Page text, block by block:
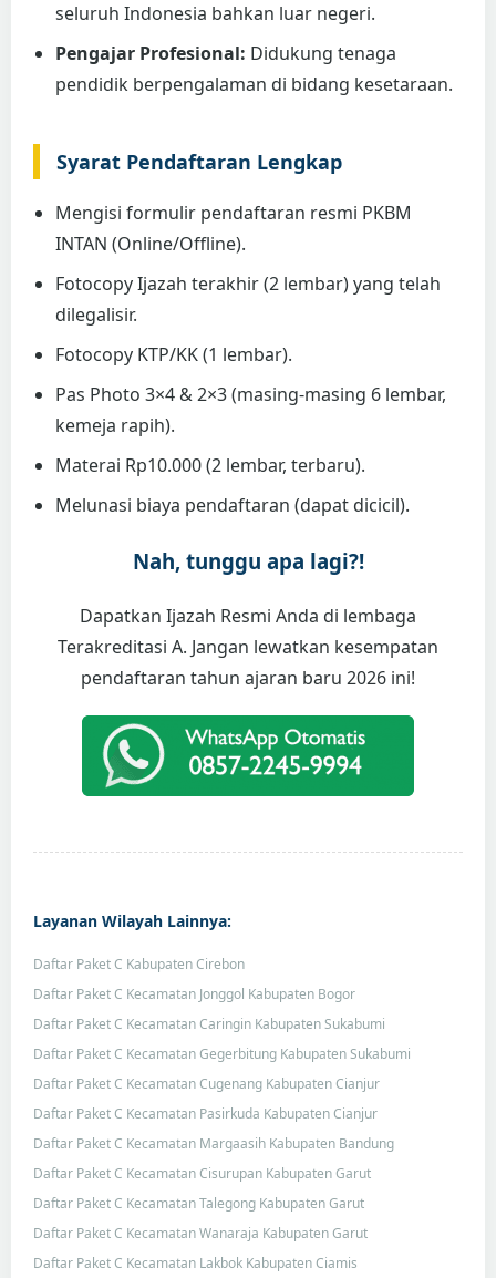
seluruh Indonesia bahkan luar negeri.
Pengajar Profesional: Didukung tenaga
pendidik berpengalaman di bidang kesetaraan.
Syarat Pendaftaran Lengkap
Mengisi formulir pendaftaran resmi PKBM
INTAN (Online/Offline).
Fotocopy Ijazah terakhir (2 lembar) yang telah
dilegalisir.
Fotocopy KTP/KK (1 lembar).
Pas Photo 3×4 & 2×3 (masing-masing 6 lembar,
kemeja rapih).
Materai Rp10.000 (2 lembar, terbaru).
Melunasi biaya pendaftaran (dapat dicicil).
Nah, tunggu apa lagi?!
Dapatkan Ijazah Resmi Anda di lembaga
Terakreditasi A. Jangan lewatkan kesempatan
pendaftaran tahun ajaran baru 2026 ini!
Layanan Wilayah Lainnya:
Daftar Paket C Kabupaten Cirebon
Daftar Paket C Kecamatan Jonggol Kabupaten Bogor
Daftar Paket C Kecamatan Caringin Kabupaten Sukabumi
Daftar Paket C Kecamatan Gegerbitung Kabupaten Sukabumi
Daftar Paket C Kecamatan Cugenang Kabupaten Cianjur
Daftar Paket C Kecamatan Pasirkuda Kabupaten Cianjur
Daftar Paket C Kecamatan Margaasih Kabupaten Bandung
Daftar Paket C Kecamatan Cisurupan Kabupaten Garut
Daftar Paket C Kecamatan Talegong Kabupaten Garut
Daftar Paket C Kecamatan Wanaraja Kabupaten Garut
Daftar Paket C Kecamatan Lakbok Kabupaten Ciamis